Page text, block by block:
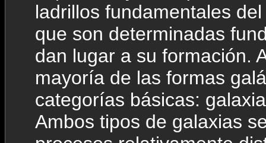
ladrillos fundamentales
que son determinadas
dan lugar a su formación.
mayoría de las formas
categorías básicas:
Ambos tipos de galaxias